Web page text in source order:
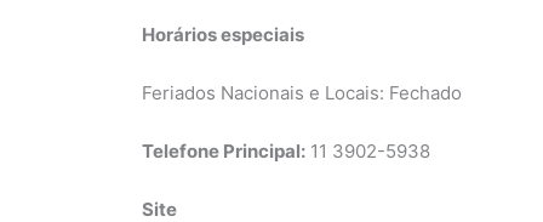
Horários especiais
Feriados Nacionais e Locais: Fechado
Telefone Principal: 11 3902-5938
Site